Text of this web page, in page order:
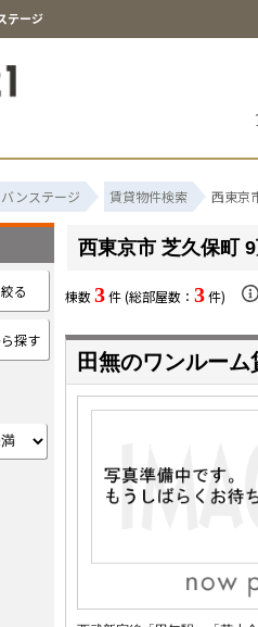
テージ
ンステージ 賃貸物件検索 西東京
西東京市 芝久保町
棟数3件 (総部屋数： 3件)
田無のワンルー
る
探す